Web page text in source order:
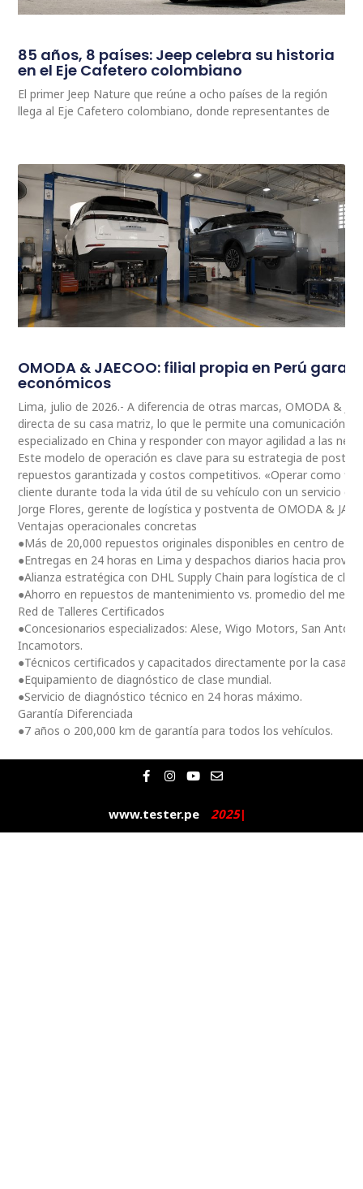
85 años, 8 países: Jeep celebra su historia
en el Eje Cafetero colombiano
El primer Jeep Nature que reúne a ocho países de la región
llega al Eje Cafetero colombiano, donde representantes de
OMODA & JAECOO: filial propia en Perú
económicos
Lima, julio de 2026.- A diferencia de otras marcas, OMODA &
directa de su casa matriz, lo que le permite una comunicación
especializado en China y responder con mayor agilidad a las
Este modelo de operación es clave para su estrategia de
repuestos garantizada y costos competitivos. «Operar como
cliente durante toda la vida útil de su vehículo con un servicio
Jorge Flores, gerente de logística y postventa de OMODA &
Ventajas operacionales concretas
●Más de 20,000 repuestos originales disponibles en centro de
●Entregas en 24 horas en Lima y despachos diarios hacia
●Alianza estratégica con DHL Supply Chain para logística de
●Ahorro en repuestos de mantenimiento vs. promedio del
Red de Talleres Certificados
●Concesionarios especializados: Alese, Wigo Motors, San
Incamotors.
●Técnicos certificados y capacitados directamente por la casa
●Equipamiento de diagnóstico de clase mundial.
●Servicio de diagnóstico técnico en 24 horas máximo.
Garantía Diferenciada
●7 años o 200,000 km de garantía para todos los vehículos.
F
a
e
b
o
I
n
t
a
g
Y
o
t
u
b
E
n
e
l
o
www.tester.pe 2025|